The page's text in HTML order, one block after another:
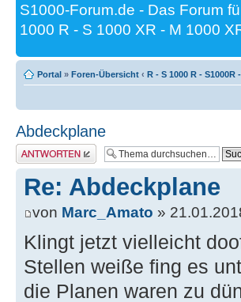
S1000-Forum.de - Das Forum
1000 R - S 1000 XR - M 1000
Portal » Foren-Übersicht ‹ R - S 1000 R - S1000R
Abdeckplane
Antwort erstellen
Re: Abdeckplane
von Marc_Amato »
Klingt jetzt vielleicht
Stellen weiße fing es
die Planen waren zu